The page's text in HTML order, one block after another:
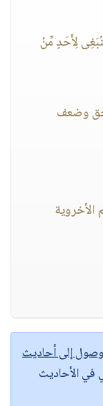
لِأَحَدٍ مِّنۢ
وضعف
إلى أحاديث
في الأحاديث